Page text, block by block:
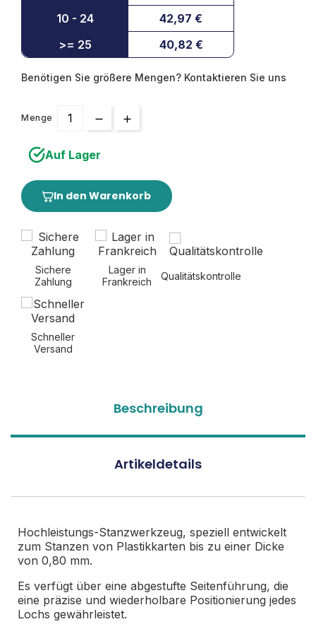
10 - 24
42,97 €
>= 25
40,82 €
Benötigen Sie größere Mengen? Kontaktieren Sie uns
Menge
Auf Lager
In den Warenkorb
Sichere
Zahlung
Lager in
Frankreich
Qualitätskontrolle
Schneller
Versand
Beschreibung
Artikeldetails
Hochleistungs-Stanzwerkzeug, speziell entwickelt
zum Stanzen von Plastikkarten bis zu einer Dicke
von 0,80 mm.
Es verfügt über eine abgestufte Seitenführung, die
eine präzise und wiederholbare Positionierung jedes
Lochs gewährleistet.